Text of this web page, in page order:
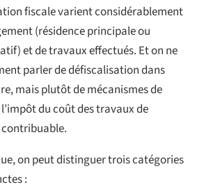
fiscale varient considérablement
(résidence principale ou
et de travaux effectués. Et on ne
parler de défiscalisation dans
mais plutôt de mécanismes de
du coût des travaux de
on peut distinguer trois catégories
: